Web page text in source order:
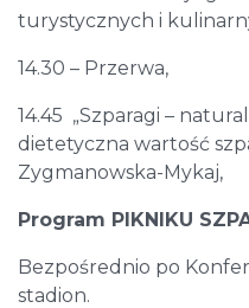
turystycznych i
14.30 – Przerwa,
14.45 „Szparagi –
dietetyczna wartość
Zygmanowska-Mykaj,
Program PIKNIKU
Bezpośrednio po
stadion.